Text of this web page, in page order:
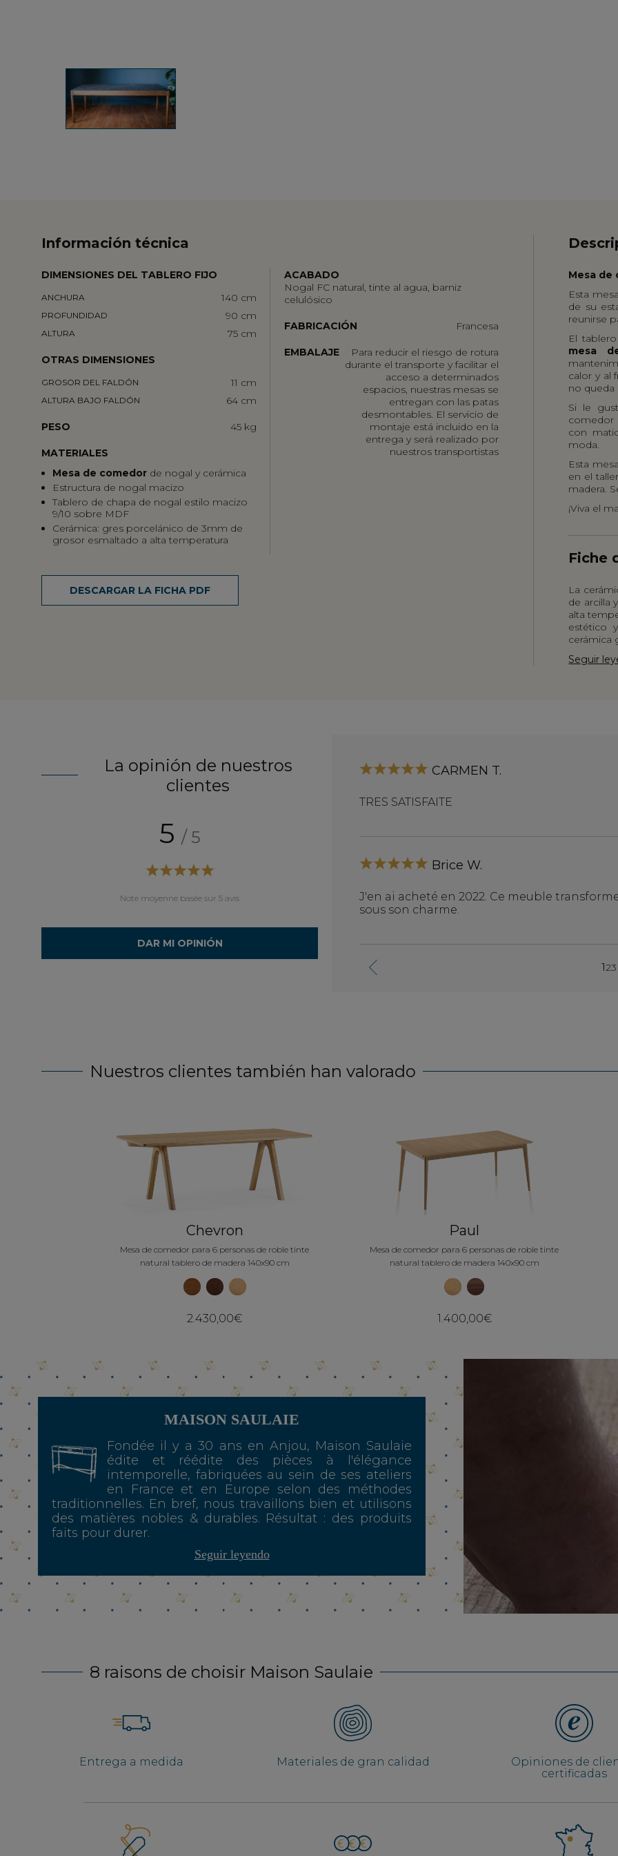
Información técnica
DIMENSIONES DEL TABLERO FIJO
ANCHURA 140 cm
PROFUNDIDAD 90 cm
ALTURA 75 cm
OTRAS DIMENSIONES
GROSOR DEL FALDÓN 11 cm
ALTURA BAJO FALDÓN 64 cm
PESO 45 kg
MATERIALES
Mesa de comedor de nogal y cerámica
Estructura de nogal macizo
Tablero de chapa de nogal estilo macizo
9/10 sobre MDF
Cerámica: gres porcelánico de 3mm de
grosor esmaltado a alta temperatura
ACABADO
Nogal FC natural, tinte al agua, barniz
celulósico
FABRICACIÓN Francesa
EMBALAJE
Para reducir el riesgo de rotura
durante el transporte y facilitar el
acceso a determinados
espacios, nuestras mesas se
entregan con las patas
desmontables. El servicio de
montaje está incluido en la
entrega y será realizado por
nuestros transportistas
DESCARGAR LA FICHA PDF
Mesa de
Esta
de su
reunirse
El
mesa
calor y al
no queda
Si le
comedor
con
moda.
Esta
en el taller
madera.
¡Viva el
Fiche
La
de arcilla
alta
estético
cerámica
Seguir
La opinión de nuestros
clientes
5 / 5
Note moyenne basée sur 5 avis
DAR MI OPINIÓN
CARMEN T.
TRES SATISFAITE
Brice W.
J'en ai acheté en 2022. Ce meuble
sous son charme.
123
Nuestros clientes también han valorado
Chevron
Mesa de comedor para 6 personas de roble tinte
natural tablero de madera 140x90 cm
2.430,00€
Paul
Mesa de comedor para 6 personas de roble tinte
natural tablero de madera 140x90 cm
1.400,00€
MAISON SAULAIE
Fondée il y a 30 ans en Anjou, Maison Saulaie
édite et réédite des pièces à l'élégance
intemporelle, fabriquées au sein de ses ateliers
en France et en Europe selon des méthodes
traditionnelles. En bref, nous travaillons bien et utilisons
des matières nobles & durables. Résultat : des produits
faits pour durer.
Seguir leyendo
8 raisons de choisir Maison Saulaie
Entrega a medida Materiales de gran calidad
Opiniones de
certificadas